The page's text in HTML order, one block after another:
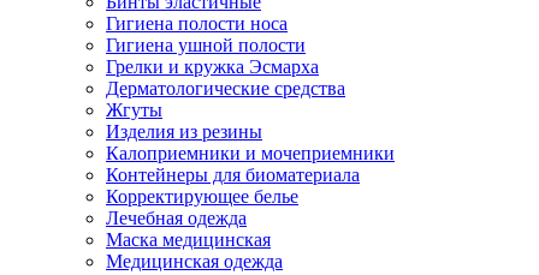
Гигиена полости носа
Гигиена ушной полости
Грелки и кружка Эсмарха
Дерматологические средства
Жгуты
Изделия из резины
Калоприемники и мочеприемники
Контейнеры для биоматериала
Корректирующее белье
Лечебная одежда
Маска медицинская
Медицинская одежда